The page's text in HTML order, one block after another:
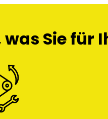
Sie für